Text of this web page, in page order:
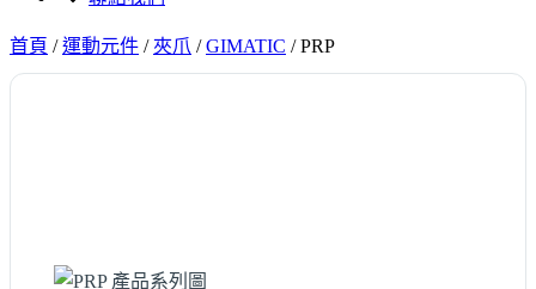
首頁 /運動元件 /夾爪 /GIMATIC /PRP